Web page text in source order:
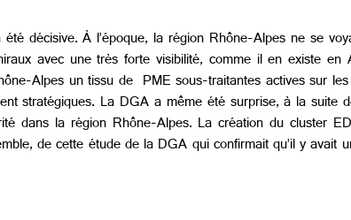
décisive. À l’époque, la région Rhône-Alpes ne se
avec une très forte visibilité, comme il en existe
Alpes un tissu de PME sous-traitantes actives sur
stratégiques. La DGA a même été surprise, à la suite
dans la région Rhône-Alpes. La création du cluster
de cette étude de la DGA qui confirmait qu’il y avait